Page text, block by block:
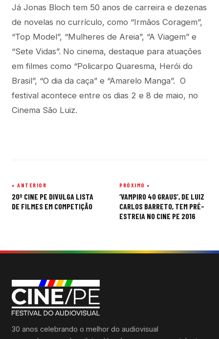
Já Jonas Bloch tem 50 anos de carreira e dezenas
de novelas no currículo, como “Irmãos Coragem”,
“Top Model”, “Mulheres de Areia”, “A Viagem” e
“Sete Vidas”. No cinema, destaque para atuações
em filmes como “Policarpo Quaresma, Herói do
Brasil”, “O dia da caça” e “Amarelo Manga”. O
festival acontece entre os dias 2 e 8 de maio, no
Cinema São Luiz.
Navegação
de
« ANTERIOR
20º CINE PE DIVULGA LISTA
DE FILMES EM COMPETIÇÃO
PRÓXIMO »
‘VAMPIRO 40 GRAUS’, DE LUIZ
CARLOS BARRETO, TEM PRÉ-
ESTREIA NO CINE PE 2016
30 anos celebrando o melhor do audiovisual